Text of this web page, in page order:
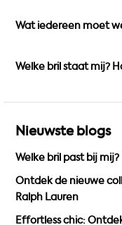
Wat iedereen moet
Welke bril staat mij?
Nieuwste blogs
Welke bril past bij mij?
Ontdek de nieuwe
Ralph Lauren
Effortless chic: